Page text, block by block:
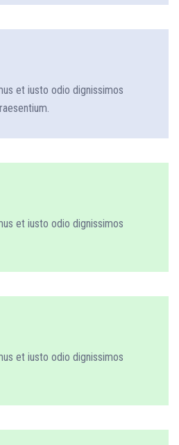
et iusto odio dignissimos
et iusto odio dignissimos
et iusto odio dignissimos